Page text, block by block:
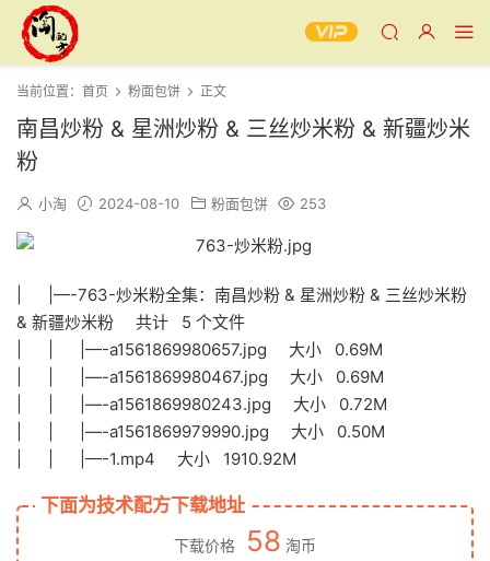
当前位置： 首页 粉面包饼 正文
南昌炒粉 & 星洲炒粉 & 三丝炒米粉 & 新疆炒米
粉
小淘 2024-08-10 粉面包饼 253
| |—-763-炒米粉全集：南昌炒粉 & 星洲炒粉 & 三丝炒米粉
& 新疆炒米粉 共计 5 个文件
| | |—-a1561869980657.jpg 大小 0.69M
| | |—-a1561869980467.jpg 大小 0.69M
| | |—-a1561869980243.jpg 大小 0.72M
| | |—-a1561869979990.jpg 大小 0.50M
| | |—-1.mp4 大小 1910.92M
下面为技术配方下载地址
下载价格 58 淘币